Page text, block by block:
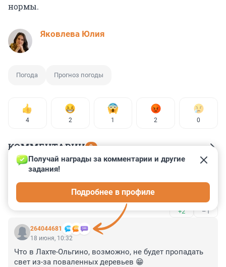
нормы.
Яковлева Юлия
Погода Прогноз погоды
4 2 1 2 0
КОММЕНТАРИИ 9
Гость
Фу-у-у какой противный циклон
+2 –1
264044681
Получай награды за комментарии и другие
задания!
Подробнее в профиле
18 июня, 10:32
Что в Лахте-Ольгино, возможно, не будет пропадать
свет из-за поваленных деревьев 😁